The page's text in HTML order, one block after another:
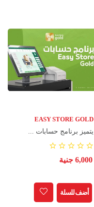
EASY STORE GOLD
يتميز برنامج حسابات ...
6,000 جنية
أضف للسلة